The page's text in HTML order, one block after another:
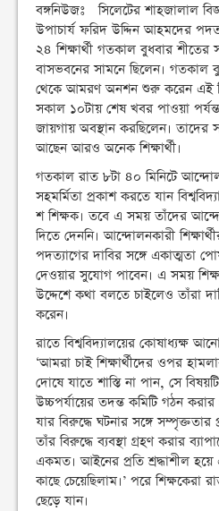
বঙ্গনিউজঃ সিলেটের শাহজালাল
উপাচার্য ফরিদ উদ্দিন আহমদের
২৪ শিক্ষার্থী গতকাল বুধবার শীতের
বাসভবনের সামনে ছিলেন। গতকাল
থেকে আমরণ অনশন শুরু করেন এই
সকাল ১০টায় শেষ খবর পাওয়া
জায়গায় অবস্থান করছিলেন।
আছেন আরও অনেক শিক্ষার্থী।
গতকাল রাত ৮টা ৪০ মিনিটে
সহমর্মিতা প্রকাশ করতে যান
শ শিক্ষক। তবে এ সময় তাঁদের
দিতে দেননি। আন্দোলনকারী
পদত্যাগের দাবির সঙ্গে একাত্মতা
দেওয়ার সুযোগ পাবেন। এ সময়
উদ্দেশে কথা বলতে চাইলেও তাঁরা
করেন।
রাতে বিশ্ববিদ্যালয়ের কোষাধ্যক্ষ
‘আমরা চাই শিক্ষার্থীদের ওপর
দোষে যাতে শাস্তি না পান, সে
উচ্চপর্যায়ের তদন্ত কমিটি গঠন
যার বিরুদ্ধে ঘটনার সঙ্গে
তাঁর বিরুদ্ধে ব্যবস্থা গ্রহণ করার
একমত। আইনের প্রতি শ্রদ্ধাশীল
কাছে চেয়েছিলাম।’ পরে
ছেড়ে যান।